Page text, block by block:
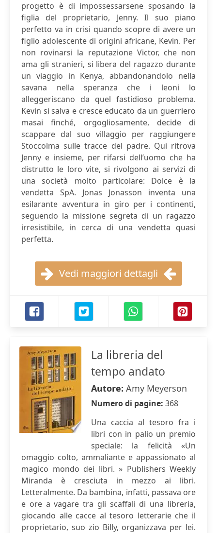
progetto è di impossessarsene sposando la
figlia del proprietario, Jenny. Il suo piano
perfetto va in crisi quando scopre di avere un
figlio adolescente di origini africane, Kevin. Per
non rovinarsi la reputazione Victor, che non
ama gli stranieri, si libera del ragazzo durante
un viaggio in Kenya, abbandonandolo nella
savana nella speranza che i leoni lo
alleggeriscano da quel fastidioso problema.
Kevin si salva e cresce educato da un guerriero
masai finché, orgogliosamente, decide di
scappare dal suo villaggio per raggiungere
Stoccolma sulle tracce del padre. Qui ritrova
Jenny e insieme, per rifarsi dell’uomo che ha
distrutto le loro vite, si rivolgono ai servizi di
una società molto particolare: Dolce è la
vendetta SpA. Jonas Jonasson inventa una
esilarante avventura in giro per i continenti,
seguendo la missione segreta di un ragazzo
irresistibile, in cerca di una vendetta quasi
perfetta.
Vedi maggiori dettagli
La libreria del
tempo andato
Autore: Amy Meyerson
Numero di pagine: 368
Una caccia al tesoro fra i
libri con in palio un premio
speciale: la felicità «Un
omaggio colto, ammaliante e appassionato al
magico mondo dei libri. » Publishers Weekly
Miranda è cresciuta in mezzo ai libri.
Letteralmente. Da bambina, infatti, passava ore
e ore a vagare tra gli scaffali di una libreria,
giocando alle cacce al tesoro letterarie che il
proprietario, suo zio Billy, organizzava per lei.